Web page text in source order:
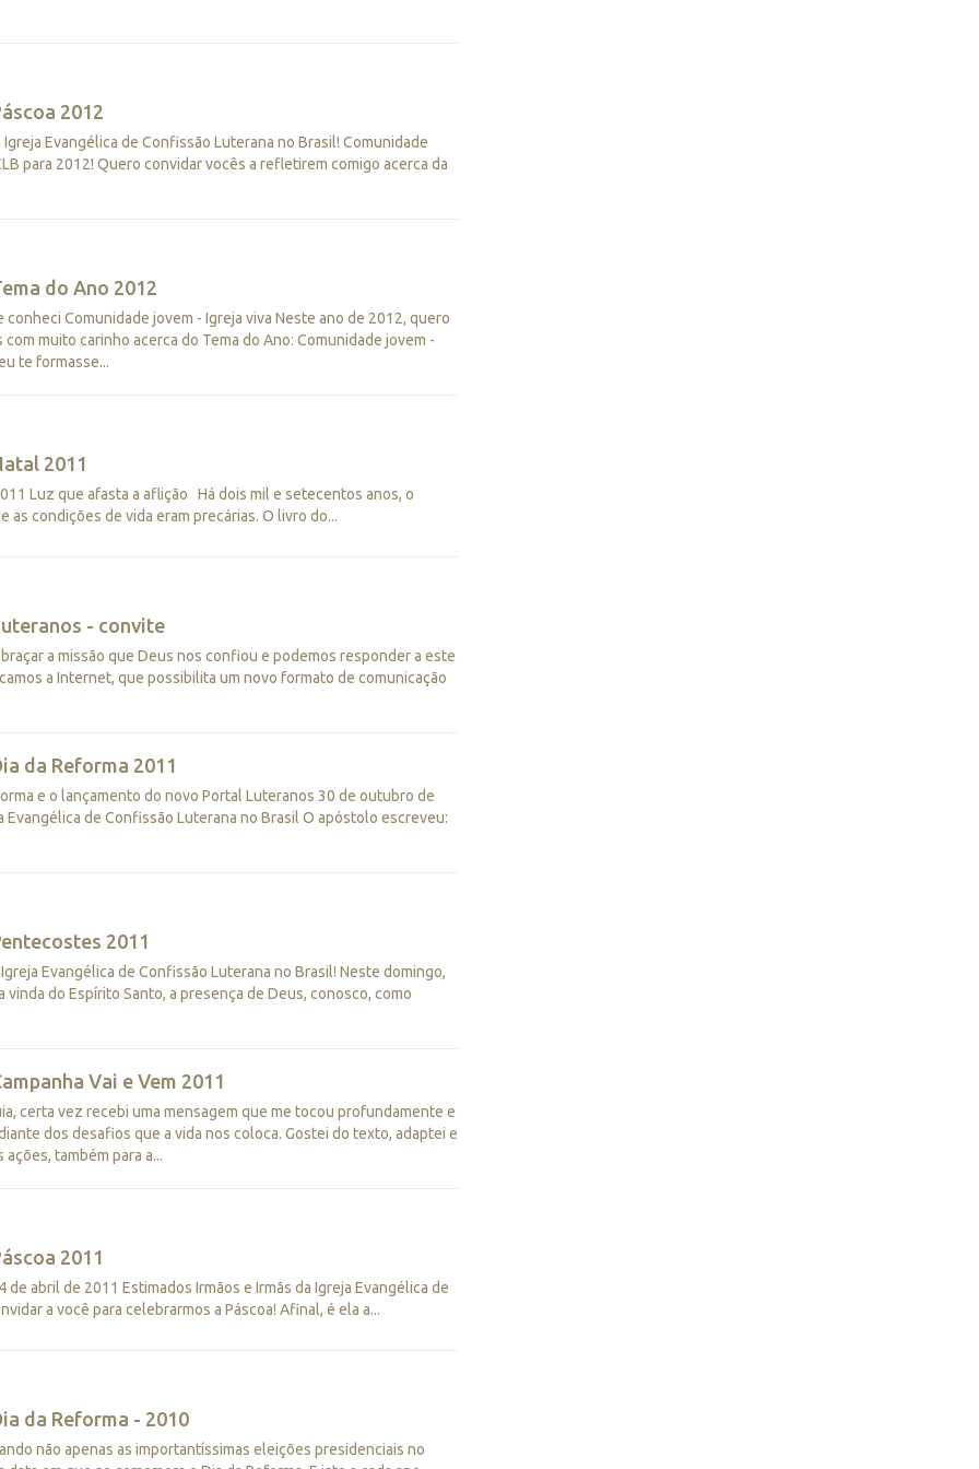
2012
Evangélica de Confissão Luterana no Brasil! Comunidade
para 2012! Quero convidar vocês a refletirem comigo acerca da
do Ano 2012
Comunidade jovem - Igreja viva Neste ano de 2012, quero
muito carinho acerca do Tema do Ano: Comunidade jovem -
te formasse...
2011
Luz que afasta a aflição Há dois mil e setecentos anos, o
as condições de vida eram precárias. O livro do...
- convite
a missão que Deus nos confiou e podemos responder a este
a Internet, que possibilita um novo formato de comunicação
da Reforma 2011
e o lançamento do novo Portal Luteranos 30 de outubro de
Evangélica de Confissão Luterana no Brasil O apóstolo escreveu:
2011
Evangélica de Confissão Luterana no Brasil! Neste domingo,
do Espírito Santo, a presença de Deus, conosco, como
Vai e Vem 2011
certa vez recebi uma mensagem que me tocou profundamente e
dos desafios que a vida nos coloca. Gostei do texto, adaptei e
também para a...
2011
de abril de 2011 Estimados Irmãos e Irmãs da Igreja Evangélica de
a você para celebrarmos a Páscoa! Afinal, é ela a...
da Reforma - 2010
não apenas as importantíssimas eleições presidenciais no